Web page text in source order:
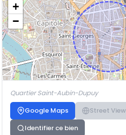
+
−
Quartier Saint-Aubin-Dupuy
Google Maps
Street View
Identifier ce bien